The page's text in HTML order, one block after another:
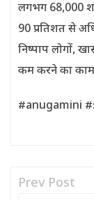
लगभग 68,000
90 प्रतिशत से
निष्पाप लोगों,
कम करने का
#anugamini
Prev Post